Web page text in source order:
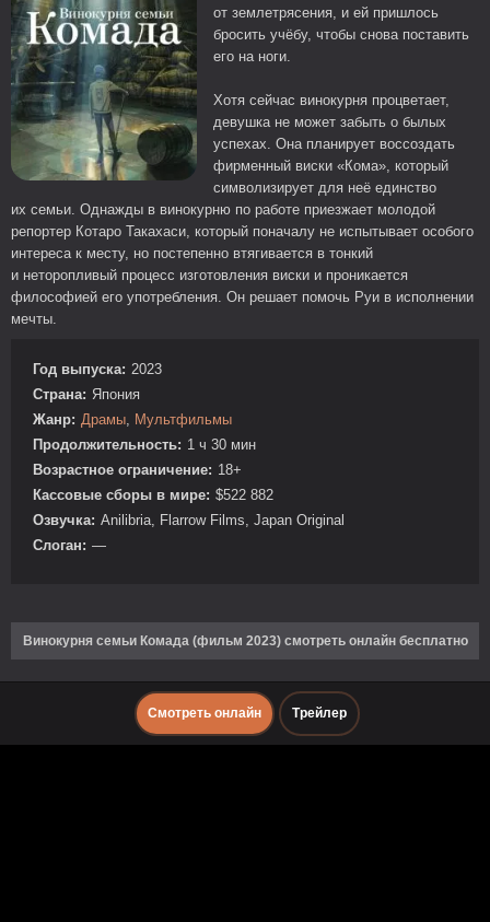
от землетрясения, и ей пришлось
бросить учёбу, чтобы снова поставить
его на ноги.
Хотя сейчас винокурня процветает,
девушка не может забыть о былых
успехах. Она планирует воссоздать
фирменный виски «Кома», который
символизирует для неё единство
их семьи. Однажды в винокурню по работе приезжает молодой
репортер Котаро Такахаси, который поначалу не испытывает особого
интереса к месту, но постепенно втягивается в тонкий
и неторопливый процесс изготовления виски и проникается
философией его употребления. Он решает помочь Руи в исполнении
мечты.
Год выпуска: 2023
Страна: Япония
Жанр: Драмы, Мультфильмы
Продолжительность: 1 ч 30 мин
Возрастное ограничение: 18+
Кассовые сборы в мире: $522 882
Озвучка: Anilibria, Flarrow Films, Japan Original
Слоган: —
Винокурня семьи Комада (фильм 2023) смотреть онлайн бесплатно
Смотреть онлайн Трейлер